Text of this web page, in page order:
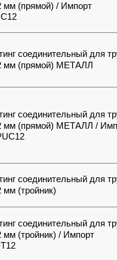
мм (прямой) / Импорт
соединительный для
мм (прямой) МЕТАЛЛ
соединительный для
мм (прямой) МЕТАЛЛ /
соединительный для
мм (тройник)
соединительный для
мм (тройник) / Импорт